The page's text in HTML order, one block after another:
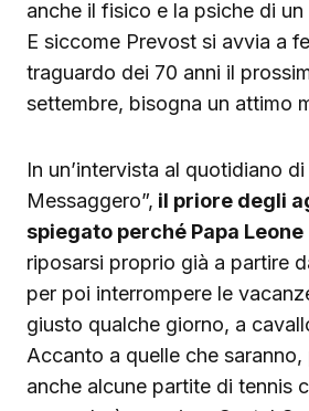
anche il fisico e la psiche di
E siccome Prevost si avvia a
traguardo dei 70 anni il
settembre, bisogna un attimo
In un’intervista al quotidiano di
Messaggero”, il priore degli
spiegato perché Papa Leone
riposarsi proprio già a partire
per poi interrompere le
giusto qualche giorno, a
Accanto a quelle che
anche alcune partite di tennis